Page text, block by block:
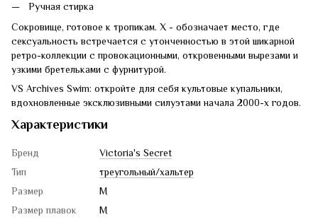
Ручная стирка
Сокровище, готовое к тропикам. X - обозначает место, где
сексуальность встречается с утонченностью в этой шикарной
ретро-коллекции с провокационными, откровенными вырезами и
узкими бретельками с фурнитурой.
VS Archives Swim: откройте для себя культовые купальники,
вдохновленные эксклюзивными силуэтами начала 2000-х годов.
Характеристики
Бренд
Victoria's Secret
Тип
треугольный/хальтер
Размер
M
Размер плавок
M